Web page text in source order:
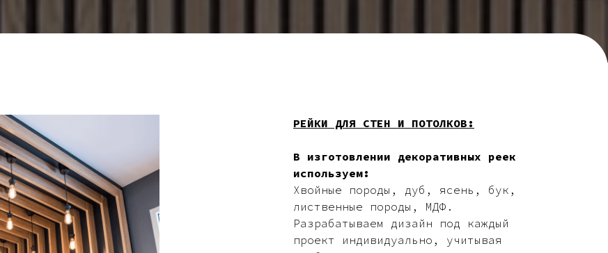
РЕЙКИ ДЛЯ СТЕН И ПОТОЛКОВ:
В изготовлении декоративных реек
используем:
Хвойные породы, дуб, ясень, бук,
лиственные породы, МДФ.
Разрабатываем дизайн под каждый
проект индивидуально, учитывая